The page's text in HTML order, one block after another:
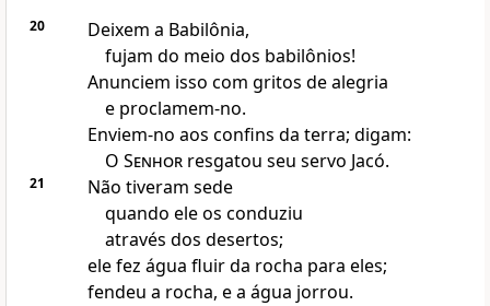
20
Deixem a Babilônia,
fujam do meio dos babilônios!
Anunciem isso com gritos de alegria
e proclamem-no.
Enviem-no aos confins da terra; digam:
O Senhorresgatou seu servo Jacó.
21
Não tiveram sede
quando ele os conduziu
através dos desertos;
ele fez água fluir da rocha para eles;
fendeu a rocha, e a água jorrou.